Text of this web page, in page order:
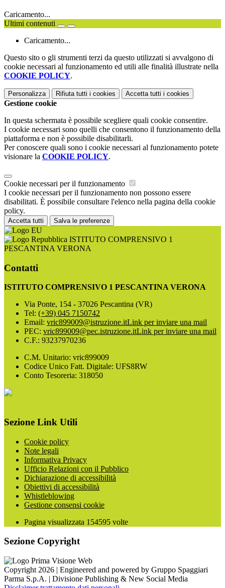
Caricamento...
Ultimi contenuti
Caricamento...
Questo sito o gli strumenti terzi da questo utilizzati si avvalgono di
cookie necessari al funzionamento ed utili alle finalità illustrate nella
COOKIE POLICY.
Personalizza Rifiuta tutti i cookies Accetta tutti i cookies
Gestione cookie
In questa schermata è possibile scegliere quali cookie consentire.
I cookie necessari sono quelli che consentono il funzionamento della
piattaforma e non è possibile disabilitarli.
Per conoscere quali sono i cookie necessari al funzionamento potete
visionare la COOKIE POLICY.
Cookie necessari per il funzionamento
I cookie necessari per il funzionamento non possono essere
disabilitati. È possibile consultare l'elenco nella pagina della cookie
policy.
Accetta tutti Salva le preferenze
ISTITUTO COMPRENSIVO 1
PESCANTINA VERONA
Contatti
ISTITUTO COMPRENSIVO 1 PESCANTINA VERONA
Via Ponte, 154 - 37026 Pescantina (VR)
Tel: (+39) 045 7150742
Email: vric899009@istruzione.itLink per inviare una mail
PEC: vric899009@pec.istruzione.itLink per inviare una mail
C.F.: 93237970236
C.M. Unitario: vric899009
Codice Unico Fatt. Digitale: UFS8RW
Conto Tesoreria: 318050
Sezione Link Utili
Cookie policy
Note legali
Informativa Privacy
Ufficio Relazioni con il Pubblico
Dichiarazione di accessibilità
Obiettivi di accessibilità
Whistleblowing
Gestione consensi cookie
Pagina visualizzata 154595 volte
Sezione Copyright
Copyright 2026 | Engineered and powered by Gruppo Spaggiari
Parma S.p.A. | Divisione Publishing & New Social Media